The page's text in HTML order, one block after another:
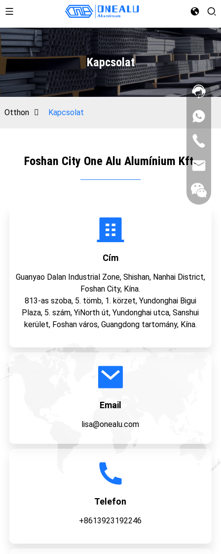
Kapcsolat
Otthon Kapcsolat
Foshan City One Alu Alumínium Kft.
Cím
Guanyao Dalan Industrial Zone, Shishan, Nanhai District,
Foshan City, Kína.
813-as szoba, 5. tömb, 1. körzet, Yundonghai Bigui
Plaza, 5. szám, YiNorth út, Yundonghai utca, Sanshui
kerület, Foshan város, Guangdong tartomány, Kína.
Email
lisa@onealu.com
Telefon
+8613923192246